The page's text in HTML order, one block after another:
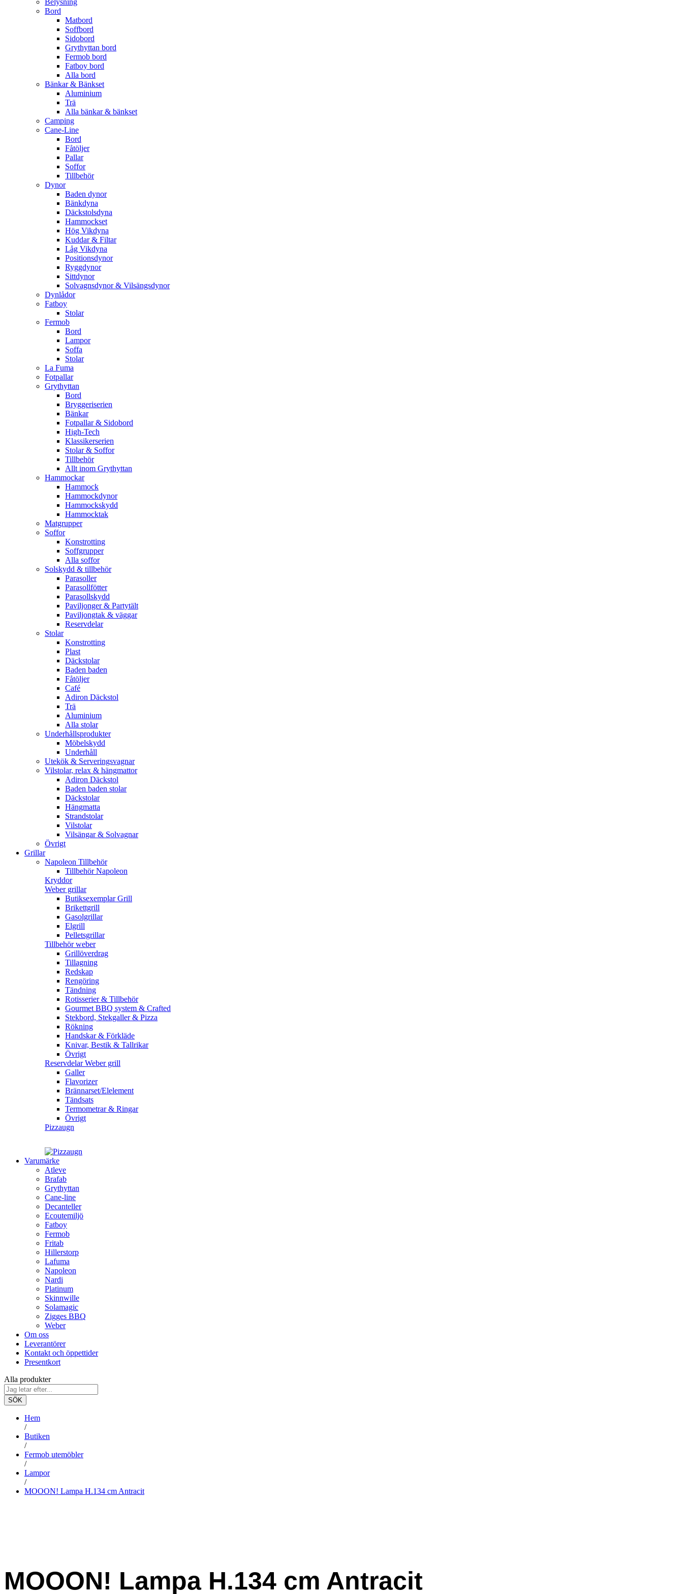
Belysning
Bord
Matbord
Soffbord
Sidobord
Grythyttan bord
Fermob bord
Fatboy bord
Alla bord
Bänkar & Bänkset
Aluminium
Trä
Alla bänkar & bänkset
Camping
Cane-Line
Bord
Fåtöljer
Pallar
Soffor
Tillbehör
Dynor
Baden dynor
Bänkdyna
Däckstolsdyna
Hammockset
Hög Vikdyna
Kuddar & Filtar
Låg Vikdyna
Positionsdynor
Ryggdynor
Sittdynor
Solvagnsdynor & Vilsängsdynor
Dynlådor
Fatboy
Stolar
Fermob
Bord
Lampor
Soffa
Stolar
La Fuma
Fotpallar
Grythyttan
Bord
Bryggeriserien
Bänkar
Fotpallar & Sidobord
High-Tech
Klassikerserien
Stolar & Soffor
Tillbehör
Allt inom Grythyttan
Hammockar
Hammock
Hammockdynor
Hammockskydd
Hammocktak
Matgrupper
Soffor
Konstrotting
Soffgrupper
Alla soffor
Solskydd & tillbehör
Parasoller
Parasollfötter
Parasollskydd
Paviljonger & Partytält
Paviljongtak & väggar
Reservdelar
Stolar
Konstrotting
Plast
Däckstolar
Baden baden
Fåtöljer
Café
Adiron Däckstol
Trä
Aluminium
Alla stolar
Underhållsprodukter
Möbelskydd
Underhåll
Utekök & Serveringsvagnar
Vilstolar, relax & hängmattor
Adiron Däckstol
Baden baden stolar
Däckstolar
Hängmatta
Strandstolar
Vilstolar
Vilsängar & Solvagnar
Övrigt
Grillar
Napoleon Tillbehör
Tillbehör Napoleon
Kryddor
Weber grillar
Butiksexemplar Grill
Brikettgrill
Gasolgrillar
Elgrill
Pelletsgrillar
Tillbehör weber
Grillöverdrag
Tillagning
Redskap
Rengöring
Tändning
Rotisserier & Tillbehör
Gourmet BBQ system & Crafted
Stekbord, Stekgaller & Pizza
Rökning
Handskar & Förkläde
Knivar, Bestik & Tallrikar
Övrigt
Reservdelar Weber grill
Galler
Flavorizer
Brännarset/Elelement
Tändsats
Termometrar & Ringar
Övrigt
Pizzaugn
Varumärke
Atleve
Brafab
Grythyttan
Cane-line
Decanteller
Ecoutemiljö
Fatboy
Fermob
Fritab
Hillerstorp
Lafuma
Napoleon
Nardi
Platinum
Skinnwille
Solamagic
Zigges BBQ
Weber
Om oss
Leverantörer
Kontakt och öppettider
Presentkort
Alla produkter
SÖK
Hem
/
Butiken
/
Fermob utemöbler
/
Lampor
/
MOOON! Lampa H.134 cm Antracit
MOOON! Lampa H.134 cm Antracit